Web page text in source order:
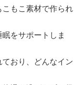
もこ素材で作られ
をサポートしま
おり、どんなイン